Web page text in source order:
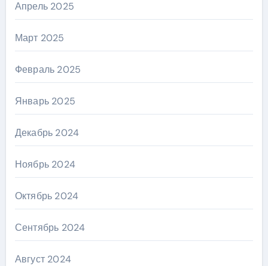
Апрель 2025
Март 2025
Февраль 2025
Январь 2025
Декабрь 2024
Ноябрь 2024
Октябрь 2024
Сентябрь 2024
Август 2024